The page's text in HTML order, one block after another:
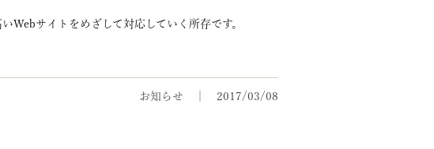
Webサイトをめざして対応していく所存です。
お知らせ 2017/03/08